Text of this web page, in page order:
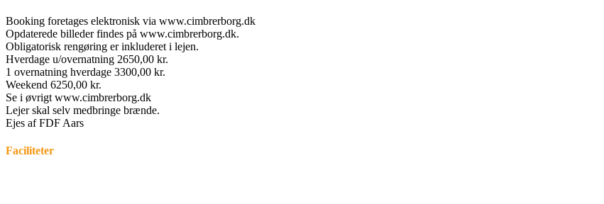
Booking foretages elektronisk via www.cimbrerborg.dk
Opdaterede billeder findes på www.cimbrerborg.dk.
Obligatorisk rengøring er inkluderet i lejen.
Hverdage u/overnatning 2650,00 kr.
1 overnatning hverdage 3300,00 kr.
Weekend 6250,00 kr.
Se i øvrigt www.cimbrerborg.dk
Lejer skal selv medbringe brænde.
Ejes af FDF Aars
Faciliteter